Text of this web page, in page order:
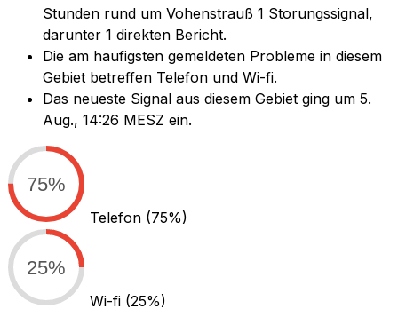
Stunden rund um Vohenstrauß 1 Storungssignal,
darunter 1 direkten Bericht.
Die am haufigsten gemeldeten Probleme in diesem
Gebiet betreffen Telefon und Wi-fi.
Das neueste Signal aus diesem Gebiet ging um 5.
Aug., 14:26 MESZ ein.
75%
Telefon (75%)
25%
Wi-fi (25%)